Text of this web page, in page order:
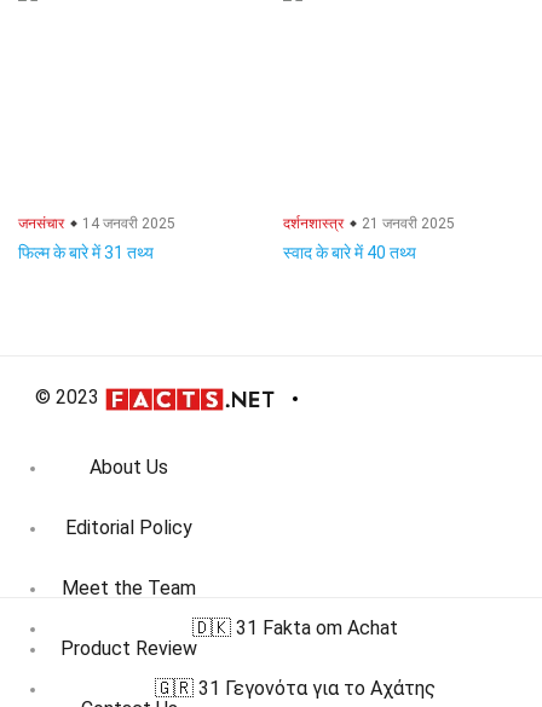
जनसंचार 14 जनवरी 2025
फिल्म के बारे में 31 तथ्य
दर्शनशास्त्र 21 जनवरी 2025
स्वाद के बारे में 40 तथ्य
© 2023
About Us
Editorial Policy
Meet the Team
Product Review
🇩🇰 31 Fakta om Achat
🇬🇷 31 Γεγονότα για το Αχάτης